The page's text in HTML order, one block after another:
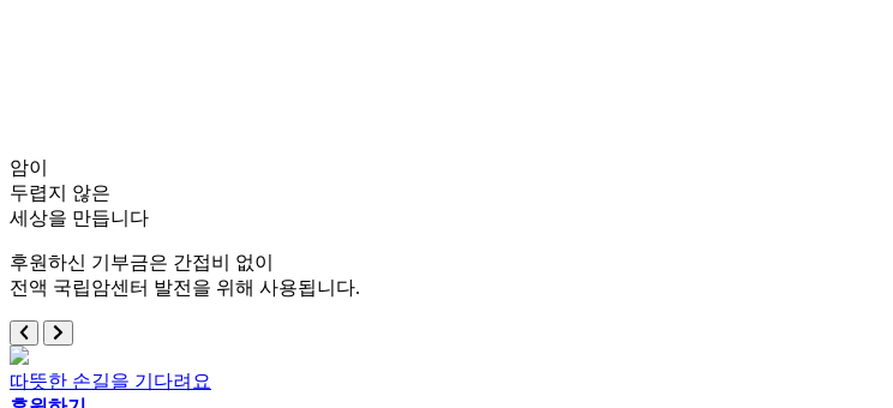
암이
두렵지 않은
세상을 만듭니다
후원하신 기부금은 간접비 없이
전액 국립암센터 발전을 위해 사용됩니다.
따뜻한 손길을 기다려요